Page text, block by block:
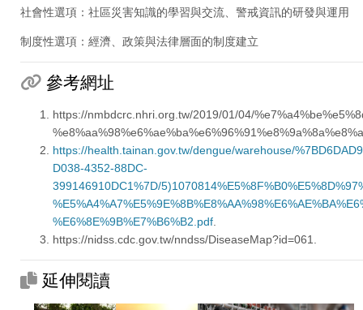
社會性選項：社區災害知識的學習與交流、警戒資訊的研發與運用
制度性選項：經濟、政策與法律層面的制度建立
參考網址
https://nmbdcrc.nhri.org.tw/2019/01/04/
https://health.tainan.gov.tw/dengue/warehouse/
D038-4352-88DC-
399146910DC1%7D/
%E6%8E%9B%E7%B6%B2.pdf
https://nidss.cdc.gov.tw/nndss/DiseaseMap?id=061.
延伸閱讀